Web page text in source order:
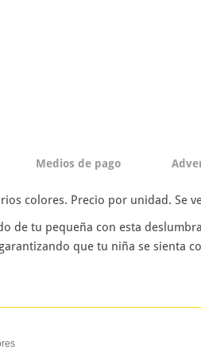
Medios de pago
colores. Precio por unidad. Se
de tu pequeña con esta
que tu niña se sienta